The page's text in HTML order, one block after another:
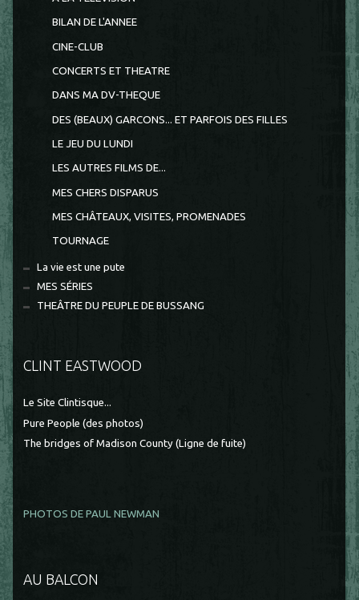
BILAN DE L'ANNEE
CINE-CLUB
CONCERTS ET THEATRE
DANS MA DV-THEQUE
DES (BEAUX) GARCONS... ET PARFOIS DES FILLES
LE JEU DU LUNDI
LES AUTRES FILMS DE...
MES CHERS DISPARUS
MES CHÂTEAUX, VISITES, PROMENADES
TOURNAGE
La vie est une pute
MES SÉRIES
THEÂTRE DU PEUPLE DE BUSSANG
CLINT EASTWOOD
Le Site Clintisque...
Pure People (des photos)
The bridges of Madison County (Ligne de fuite)
PHOTOS DE PAUL NEWMAN
AU BALCON